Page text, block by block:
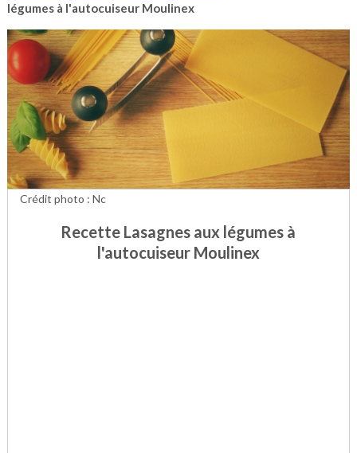
légumes à l'autocuiseur Moulinex
Recette Lasagnes aux légumes à
l'autocuiseur Moulinex
Crédit photo : Nc